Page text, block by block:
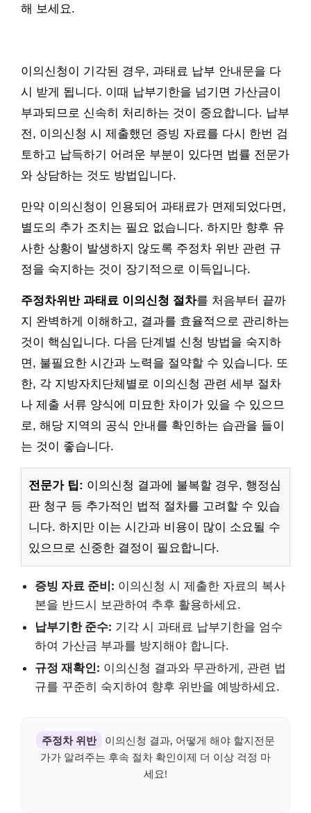
해 보세요.
이의신청이 기각된 경우, 과태료 납부 안내문을 다
시 받게 됩니다. 이때 납부기한을 넘기면 가산금이
부과되므로 신속히 처리하는 것이 중요합니다. 납부
전, 이의신청 시 제출했던 증빙 자료를 다시 한번 검
토하고 납득하기 어려운 부분이 있다면 법률 전문가
와 상담하는 것도 방법입니다.
만약 이의신청이 인용되어 과태료가 면제되었다면,
별도의 추가 조치는 필요 없습니다. 하지만 향후 유
사한 상황이 발생하지 않도록 주정차 위반 관련 규
정을 숙지하는 것이 장기적으로 이득입니다.
주정차위반 과태료 이의신청 절차를 처음부터 끝까
지 완벽하게 이해하고, 결과를 효율적으로 관리하는
것이 핵심입니다. 다음 단계별 신청 방법을 숙지하
면, 불필요한 시간과 노력을 절약할 수 있습니다. 또
한, 각 지방자치단체별로 이의신청 관련 세부 절차
나 제출 서류 양식에 미묘한 차이가 있을 수 있으므
로, 해당 지역의 공식 안내를 확인하는 습관을 들이
는 것이 좋습니다.
전문가 팁: 이의신청 결과에 불복할 경우, 행정심
판 청구 등 추가적인 법적 절차를 고려할 수 있습
니다. 하지만 이는 시간과 비용이 많이 소요될 수
있으므로 신중한 결정이 필요합니다.
증빙 자료 준비: 이의신청 시 제출한 자료의 복사
본을 반드시 보관하여 추후 활용하세요.
납부기한 준수: 기각 시 과태료 납부기한을 엄수
하여 가산금 부과를 방지해야 합니다.
규정 재확인: 이의신청 결과와 무관하게, 관련 법
규를 꾸준히 숙지하여 향후 위반을 예방하세요.
주정차 위반
이의신청 결과, 어떻게 해야 할지전문
가가 알려주는 후속 절차 확인이제 더 이상 걱정 마
세요!